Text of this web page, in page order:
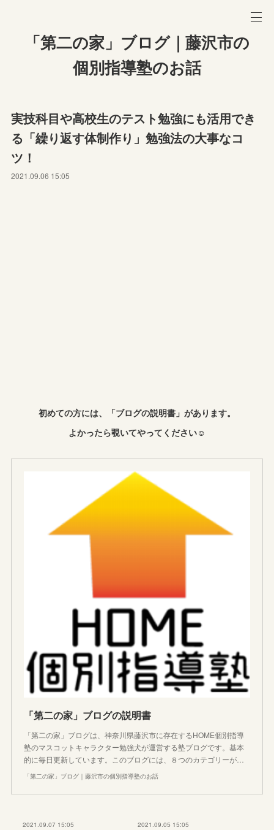
「第二の家」ブログ｜藤沢市の
個別指導塾のお話
実技科目や高校生のテスト勉強にも活用でき
る「繰り返す体制作り」勉強法の大事なコ
ツ！
2021.09.06 15:05
初めての方には、「ブログの説明書」があります。
よかったら覗いてやってください☺︎
「第二の家」ブログの説明書
「第二の家」ブログは、神奈川県藤沢市に存在するHOME個別指導
塾のマスコットキャラクター勉強犬が運営する塾ブログです。基本
的に毎日更新しています。このブログには、８つのカテゴリーが…
「第二の家」ブログ｜藤沢市の個別指導塾のお話
2021.09.07 15:05 2021.09.05 15:05